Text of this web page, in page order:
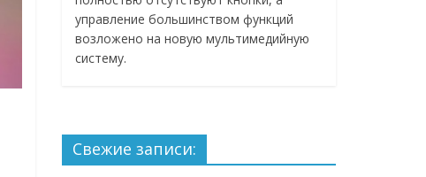
управление большинством функций
возложено на новую мультимедийную
систему.
Свежие записи: